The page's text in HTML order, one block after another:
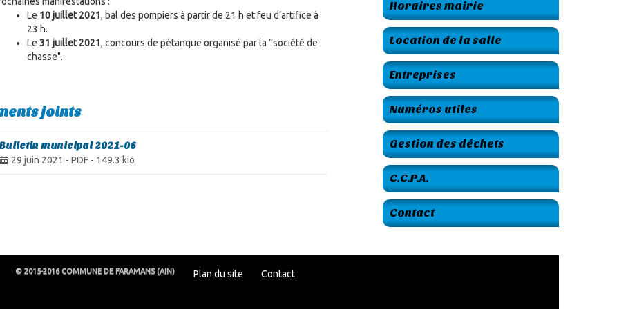
Le 10 juillet 2021, bal des pompiers à partir de 21 h et feu d’artifice à
23 h.
Le 31 juillet 2021, concours de pétanque organisé par la ’’société de
chasse".
joints
Bulletin municipal 2021-06
29 juin 2021 - PDF - 149.3 kio
Horaires mairie
Location de la salle
Entreprises
Numéros utiles
Gestion des déchets
C.C.P.A.
Contact
© 2015-2016 COMMUNE DE FARAMANS (AIN) Plan du site Contact